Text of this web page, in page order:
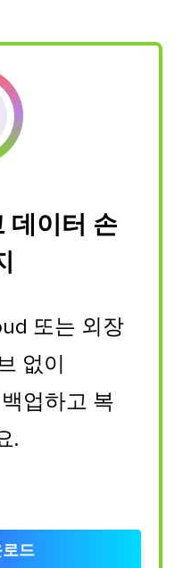
데이터 손
또는 외장
없이
업하고 복
.
드